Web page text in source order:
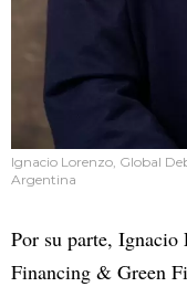
Ignacio Lorenzo, Global
Argentina
Por su parte, Ignacio
Financing & Green